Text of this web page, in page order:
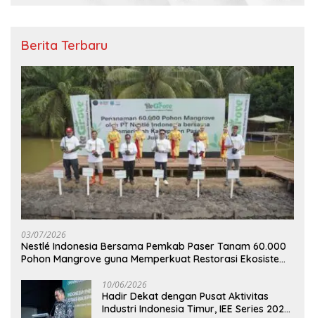
Berita Terbaru
03/07/2026
Nestlé Indonesia Bersama Pemkab Paser Tanam 60.000
Pohon Mangrove guna Memperkuat Restorasi Ekosistem
10/06/2026
Hadir Dekat dengan Pusat Aktivitas
Industri Indonesia Timur, IEE Series 2026